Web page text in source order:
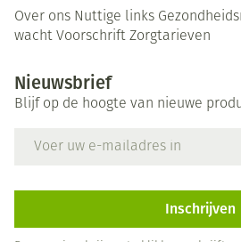
Over ons Nuttige links
wacht Voorschrift Zorgtarieven
Nieuwsbrief
Blijf op de hoogte van nieuwe
Inschrijven